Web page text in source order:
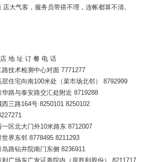
气客，服务员带搭不理，连帐都算不清。
地 址 订 餐 电 话
技术检测中心对面 7771277
住宅向南100米处（菜市场北邻） 8792999
路与泰安路交汇处附近 8719288
三路164号 8250101 8250102
区北大门外10米路东 8712007
界东邻 8778495 8211293
路钻井院南门东侧 8236911
广场东广发证券院内（原胜利股份） 8211717